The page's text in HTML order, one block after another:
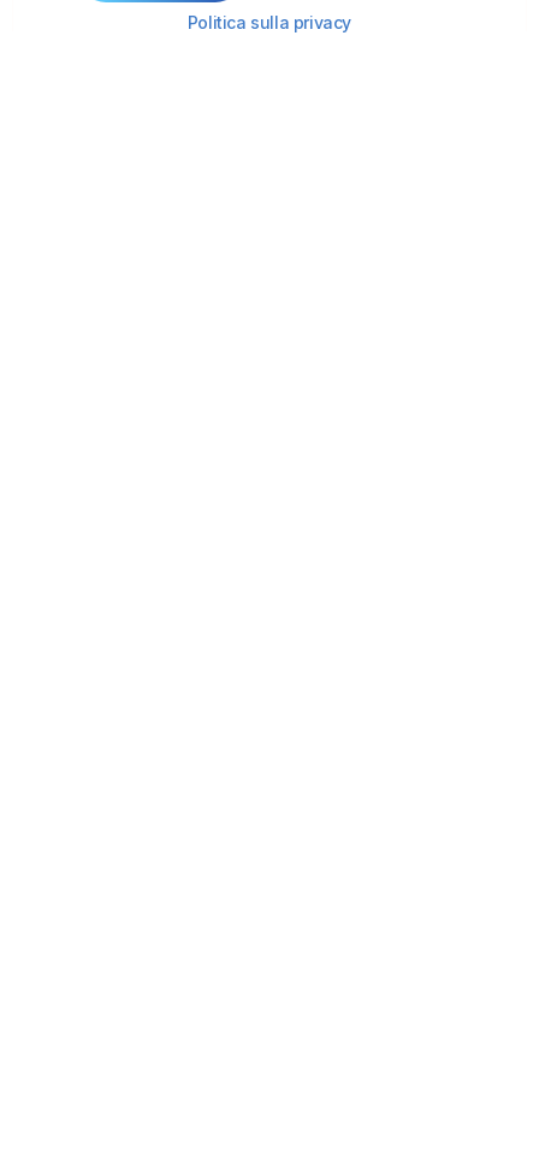
Politica sulla privacy